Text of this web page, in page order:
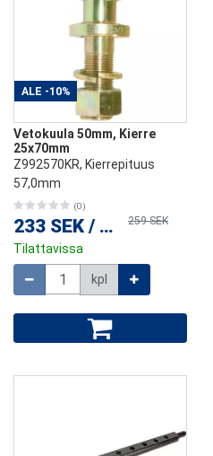
ALE -10%
Vetokuula 50mm, Kierre
25x70mm
Z992570KR, Kierrepituus
57,0mm
(0)
233 SEK / kpl 259 SEK
Tilattavissa
kpl